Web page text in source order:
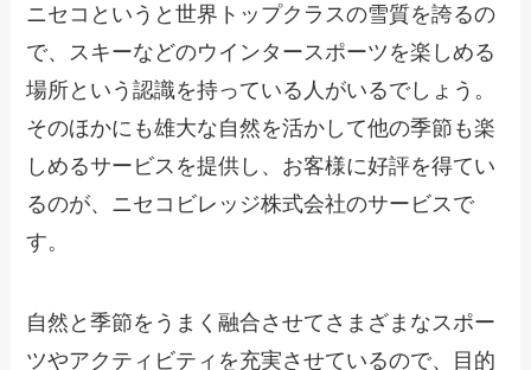
ニセコというと世界トップクラスの雪質を誇るの
で、スキーなどのウインタースポーツを楽しめる
場所という認識を持っている人がいるでしょう。
そのほかにも雄大な自然を活かして他の季節も楽
しめるサービスを提供し、お客様に好評を得てい
るのが、ニセコビレッジ株式会社のサービスで
す。
自然と季節をうまく融合させてさまざまなスポー
ツやアクティビティを充実させているので、目的